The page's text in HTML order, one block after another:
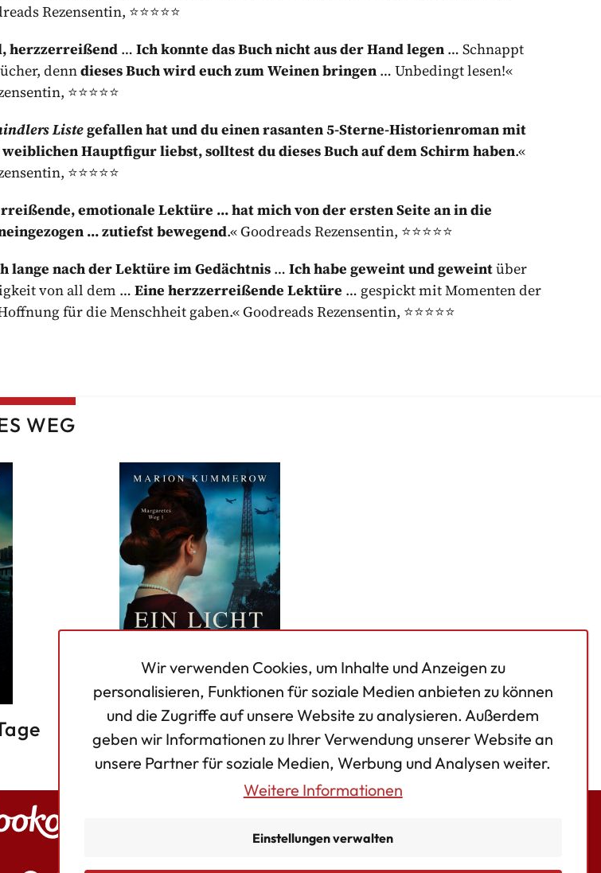
Rezensentin, ⭐⭐⭐⭐⭐
herzzerreißend …Ich konnte das Buch nicht aus der Hand legen … Schnappt
denndieses Buch wird euch zum Weinen bringen … Unbedingt lesen!«
⭐⭐⭐⭐⭐
Listegefallen hat und du einen rasanten 5-Sterne-Historienroman mit
Hauptfigur liebst, solltest du dieses Buch auf dem Schirm haben.«
⭐⭐⭐⭐⭐
emotionale Lektüre … hat mich von der ersten Seite an in die
… zutiefst bewegend.« Goodreads Rezensentin, ⭐⭐⭐⭐⭐
lange nach der Lektüre im Gedächtnis…Ich habe geweint und geweintüber
von all dem …Eine herzzerreißende Lektüre … gespickt mit Momenten der
für die Menschheit gaben.« Goodreads Rezensentin, ⭐⭐⭐⭐⭐
WEG
Ein Licht der Hoffnung
Wir verwenden Cookies, um Inhalte und Anzeigen zu
personalisieren, Funktionen für soziale Medien anbieten zu können
und die Zugriffe auf unsere Website zu analysieren. Außerdem
geben wir Informationen zu Ihrer Verwendung unserer Website an
unsere Partner für soziale Medien, Werbung und Analysen weiter.
Weitere Informationen
Einstellungen verwalten